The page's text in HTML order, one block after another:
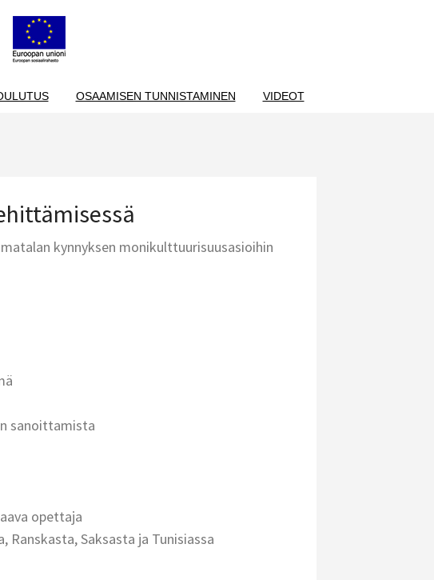
OSAAMISEN TUNNISTAMINEN VIDEOT
kynnyksen monikulttuurisuusasioihin
sanoittamista
opettaja
Saksasta ja Tunisiassa